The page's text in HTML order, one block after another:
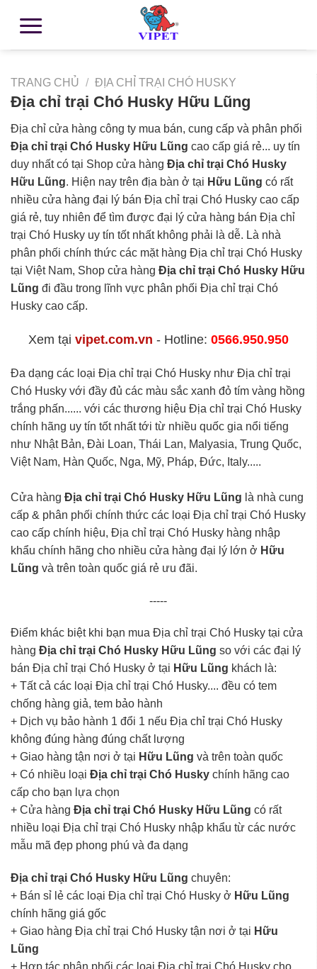
TRANG CHỦ / ĐỊA CHỈ TRẠI CHÓ HUSKY
Địa chỉ trại Chó Husky Hữu Lũng
Địa chỉ cửa hàng công ty mua bán, cung cấp và phân phối
Địa chỉ trại Chó Husky Hữu Lũng cao cấp giá rẻ... uy tín
duy nhất có tại Shop cửa hàng Địa chỉ trại Chó Husky
Hữu Lũng. Hiện nay trên địa bàn ở tại Hữu Lũng có rất
nhiều cửa hàng đại lý bán Địa chỉ trại Chó Husky cao cấp
giá rẻ, tuy nhiên để tìm được đại lý cửa hàng bán Địa chỉ
trại Chó Husky uy tín tốt nhất không phải là dễ. Là nhà
phân phối chính thức các mặt hàng Địa chỉ trại Chó Husky
tại Việt Nam, Shop cửa hàng Địa chỉ trại Chó Husky Hữu
Lũng đi đầu trong lĩnh vực phân phối Địa chỉ trại Chó
Husky cao cấp.
Xem tại vipet.com.vn - Hotline: 0566.950.950
Đa dạng các loại Địa chỉ trại Chó Husky như Địa chỉ trại
Chó Husky với đầy đủ các màu sắc xanh đỏ tím vàng hồng
trắng phấn...... với các thương hiệu Địa chỉ trại Chó Husky
chính hãng uy tín tốt nhất tới từ nhiều quốc gia nổi tiếng
như Nhật Bản, Đài Loan, Thái Lan, Malyasia, Trung Quốc,
Việt Nam, Hàn Quốc, Nga, Mỹ, Pháp, Đức, Italy.....
Cửa hàng Địa chỉ trại Chó Husky Hữu Lũng là nhà cung
cấp & phân phối chính thức các loại Địa chỉ trại Chó Husky
cao cấp chính hiệu, Địa chỉ trại Chó Husky hàng nhập
khẩu chính hãng cho nhiều cửa hàng đại lý lớn ở Hữu
Lũng và trên toàn quốc giá rẻ ưu đãi.
-----
Điểm khác biệt khi bạn mua Địa chỉ trại Chó Husky tại cửa
hàng Địa chỉ trại Chó Husky Hữu Lũng so với các đại lý
bán Địa chỉ trại Chó Husky ở tại Hữu Lũng khách là:
+ Tất cả các loại Địa chỉ trại Chó Husky.... đều có tem
chống hàng giả, tem bảo hành
+ Dịch vụ bảo hành 1 đổi 1 nếu Địa chỉ trại Chó Husky
không đúng hàng đúng chất lượng
+ Giao hàng tận nơi ở tại Hữu Lũng và trên toàn quốc
+ Có nhiều loại Địa chỉ trại Chó Husky chính hãng cao
cấp cho bạn lựa chọn
+ Cửa hàng Địa chỉ trại Chó Husky Hữu Lũng có rất
nhiều loại Địa chỉ trại Chó Husky nhập khẩu từ các nước
mẫu mã đẹp phong phú và đa dạng
Địa chỉ trại Chó Husky Hữu Lũng chuyên:
+ Bán sỉ lẻ các loại Địa chỉ trại Chó Husky ở Hữu Lũng
chính hãng giá gốc
+ Giao hàng Địa chỉ trại Chó Husky tận nơi ở tại Hữu
Lũng